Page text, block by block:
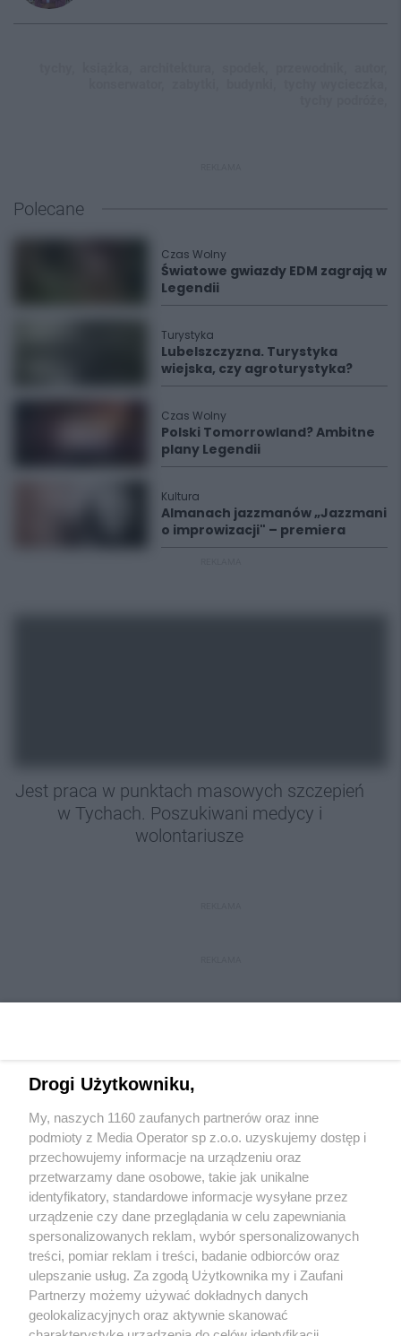
Polecane
Czas Wolny
Światowe gwiazdy EDM zagrają w
Legendii
Turystyka
Lubelszczyzna. Turystyka
wiejska, czy agroturystyka?
Czas Wolny
Polski Tomorrowland? Ambitne
plany Legendii
Kultura
Almanach jazzmanów „Jazzmani
o improwizacji" – premiera
Jest praca w punktach masowych szczepień
w Tychach. Poszukiwani medycy i
wolontariusze
Wydawca mediówlokalnych
Nie zapomnij
zapoznać się z:
polityką prywatności regulamin korzystania z portali
Twojemiasto
Piekary Śląskie
Chorzów
Skontakuj sięz nami
Kontakt
Wydawca
Drogi Użytkowniku,
My, naszych 1160 zaufanych partnerów oraz inne
podmioty z Media Operator sp z.o.o. uzyskujemy dostęp i
przechowujemy informacje na urządzeniu oraz
przetwarzamy dane osobowe, takie jak unikalne
identyfikatory, standardowe informacje wysyłane przez
urządzenie czy dane przeglądania w celu zapewniania
spersonalizowanych reklam, wybór spersonalizowanych
treści, pomiar reklam i treści, badanie odbiorców oraz
ulepszanie usług. Za zgodą Użytkownika my i Zaufani
Partnerzy możemy używać dokładnych danych
geolokalizacyjnych oraz aktywnie skanować